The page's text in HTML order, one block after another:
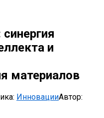
и
материалов
ИнновацииАвтор: